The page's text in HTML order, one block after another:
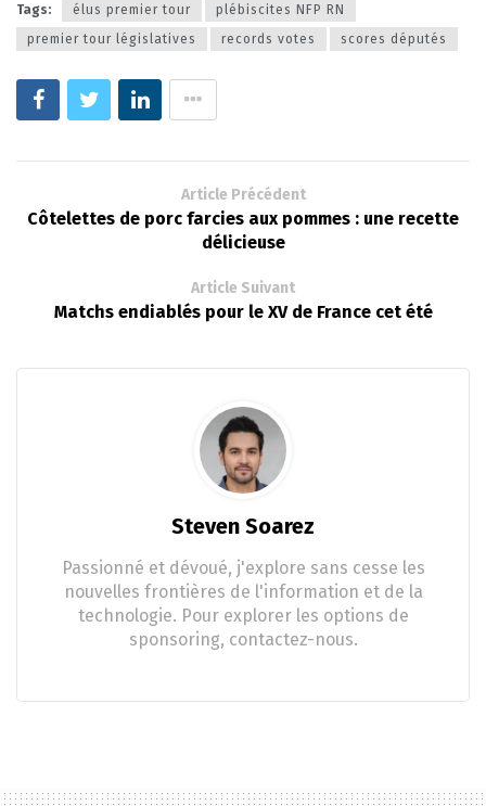
Tags: élus premier tour
plébiscites NFP RN
premier tour législatives
records votes scores députés
Article Précédent
Côtelettes de porc farcies aux pommes : une recette
délicieuse
Article Suivant
Matchs endiablés pour le XV de France cet été
Steven Soarez
Passionné et dévoué, j'explore sans cesse les
nouvelles frontières de l'information et de la
technologie. Pour explorer les options de
sponsoring, contactez-nous.